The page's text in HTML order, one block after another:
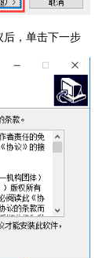
，单击下一步